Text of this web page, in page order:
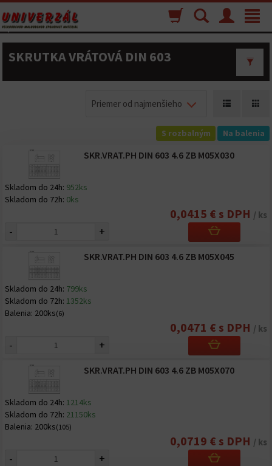
Toggle
Menu
Vyhľadávanie
Nákupný
košík
SKRUTKA VRÁTOVÁ DIN 603
Priemer od najmenšieho
S rozbalným Na balenia
SKR.VRAT.PH DIN 603 4.6 ZB M05X030
Skladom do 24h: 952ks
Skladom do 72h: 0ks
0,0415 € s DPH / ks
- +
SKR.VRAT.PH DIN 603 4.6 ZB M05X045
Skladom do 24h: 799ks
Skladom do 72h: 1352ks
Balenia: 200ks(6)
0,0471 € s DPH / ks
- +
SKR.VRAT.PH DIN 603 4.6 ZB M05X070
Skladom do 24h: 1214ks
Skladom do 72h: 21150ks
Balenia: 200ks(105)
0,0719 € s DPH / ks
- +